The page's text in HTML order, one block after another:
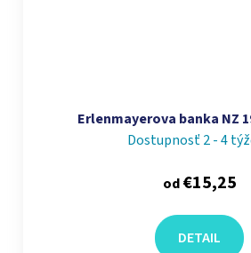
Erlenmayerova banka NZ
Dostupnosť 2 - 4
od€15,25
DETAIL